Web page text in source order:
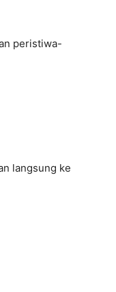
peristiwa-
langsung ke